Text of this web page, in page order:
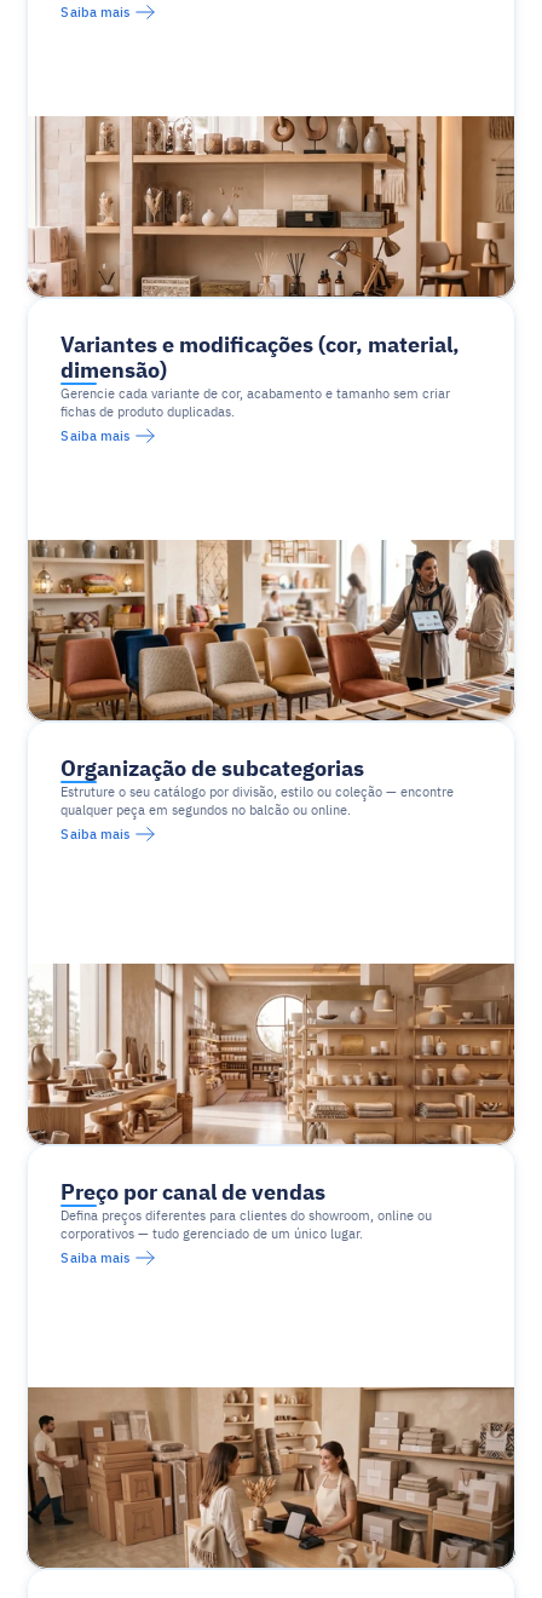
Saiba mais
Variantes e modificações (cor, material,
dimensão)
Gerencie cada variante de cor, acabamento e tamanho sem criar
fichas de produto duplicadas.
Saiba mais
Organização de subcategorias
Estruture o seu catálogo por divisão, estilo ou coleção — encontre
qualquer peça em segundos no balcão ou online.
Saiba mais
Preço por canal de vendas
Defina preços diferentes para clientes do showroom, online ou
corporativos — tudo gerenciado de um único lugar.
Saiba mais